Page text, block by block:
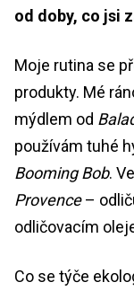
od doby, co jsi
Moje rutina se
produkty. Mé
mýdlem od
používám tuhé
Booming Bob.
Provence–
odličovacím
Co se týče